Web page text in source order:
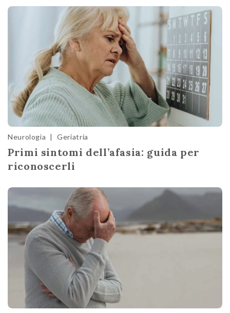
Neurologia | Geriatria
Primi sintomi dell’afasia: guida per
riconoscerli